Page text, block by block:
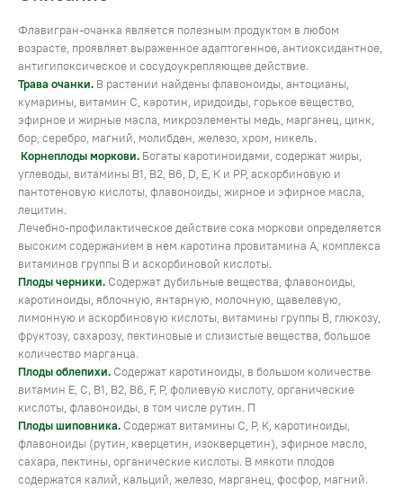
Флавигран-очанка является полезным продуктом в любом
возрасте, проявляет выраженное адаптогенное, антиоксидантное,
антигипоксическое и сосудоукрепляющее действие.
Трава очанки. В растении найдены флавоноиды, антоцианы,
кумарины, витамин С, каротин, иридоиды, горькое вещество,
эфирное и жирные масла, микроэлементы медь, марганец, цинк,
бор, серебро, магний, молибден, железо, хром, никель.
Корнеплоды моркови. Богаты каротиноидами, содержат жиры,
углеводы, витамины В1, В2, В6, D, Е, К и РР, аскорбиновую и
пантотеновую кислоты, флавоноиды, жирное и эфирное масла,
лецитин.
Лечебно-профилактическое действие сока моркови определяется
высоким содержанием в нем каротина провитамина А, комплекса
витаминов группы В и аскорбиновой кислоты.
Плоды черники. Содержат дубильные вещества, флавоноиды,
каротиноиды, яблочную, янтарную, молочную, щавелевую,
лимонную и аскорбиновую кислоты, витамины группы В, глюкозу,
фруктозу, сахарозу, пектиновые и слизистые вещества, большое
количество марганца.
Плоды облепихи. Содержат каротиноиды, в большом количестве
витамин Е, С, В1, В2, В6, F, P, фолиевую кислоту, органические
кислоты, флавоноиды, в том числе рутин. П
Плоды шиповника. Содержат витамины С, Р, К, каротиноиды,
флавоноиды (рутин, кверцетин, изокверцетин), эфирное масло,
сахара, пектины, органические кислоты. В мякоти плодов
содержатся калий, кальций, железо, марганец, фосфор, магний.